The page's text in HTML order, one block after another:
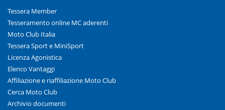
Tessera Member
Tesseramento online MC aderenti
Moto Club Italia
Tessera Sport e MiniSport
Licenza Agonistica
Elenco Vantaggi
Affiliazione e riaffiliazione Moto Club
Cerca Moto Club
Archivio documenti